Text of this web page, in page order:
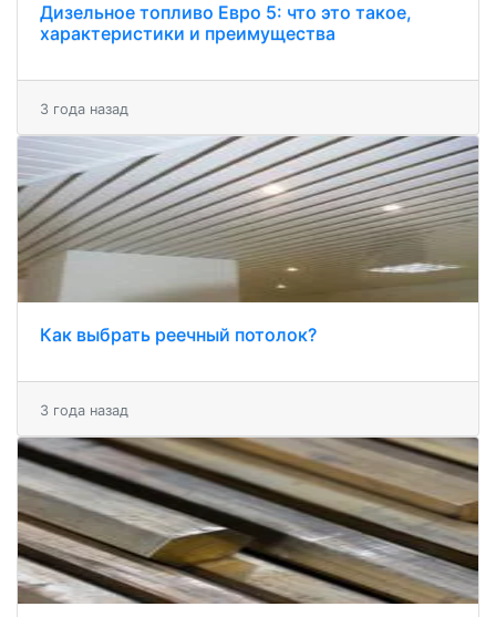
Дизельное топливо Евро 5: что это такое,
характеристики и преимущества
3 года назад
Как выбрать реечный потолок?
3 года назад